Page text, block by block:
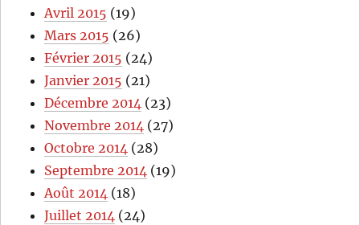
Avril 2015 (19)
Mars 2015 (26)
Février 2015 (24)
Janvier 2015 (21)
Décembre 2014 (23)
Novembre 2014 (27)
Octobre 2014 (28)
Septembre 2014 (19)
Août 2014 (18)
Juillet 2014 (24)